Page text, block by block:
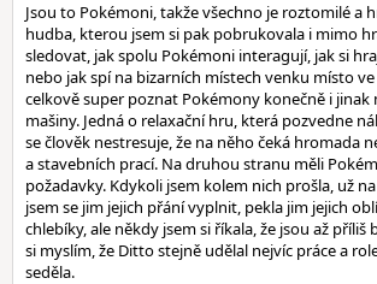
Jsou to Pokémoni, takže všechno je roztomilé a
hudba, kterou jsem si pak pobrukovala i mimo
sledovat, jak spolu Pokémoni interagují, jak si
nebo jak spí na bizarních místech venku místo
celkově super poznat Pokémony konečně i jinak
mašiny. Jedná o relaxační hru, která pozvedne
se člověk nestresuje, že na něho čeká hromada
a stavebních prací. Na druhou stranu měli
požadavky. Kdykoli jsem kolem nich prošla, už
jsem se jim jejich přání vyplnit, pekla jim jejich
chlebíky, ale někdy jsem si říkala, že jsou až příliš
si myslím, že Ditto stejně udělal nejvíc práce a
seděla.